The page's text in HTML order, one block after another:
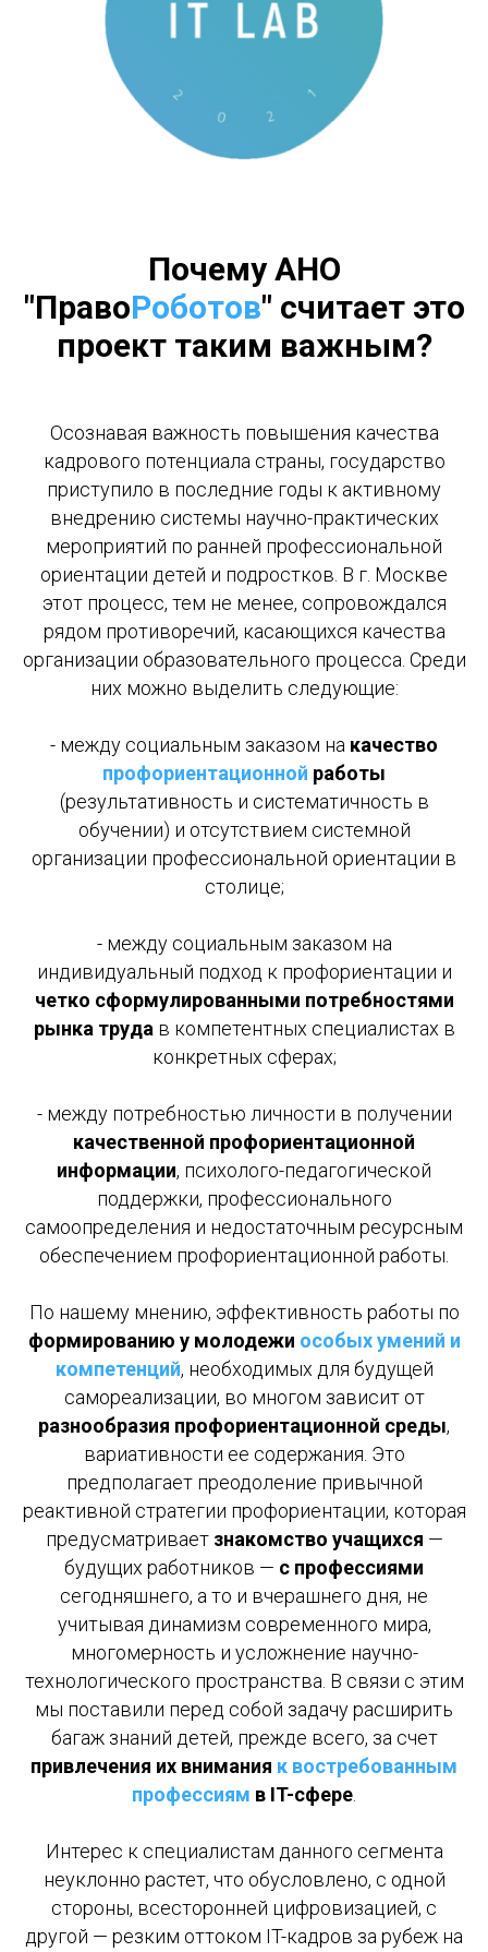
ПочемуАНО
"ПравоРоботов" считает это
проект таким важным?
Осознавая важность повышения качества
кадрового потенциала страны, государство
приступило в последние годы к активному
внедрению системы научно-практических
мероприятий по ранней профессиональной
ориентации детей и подростков. В г. Москве
этот процесс, тем не менее, сопровождался
рядом противоречий, касающихся качества
организации образовательного процесса. Среди
них можно выделить следующие:
- между социальным заказом на качество
профориентационной работы
(результативность и систематичность в
обучении) и отсутствием системной
организации профессиональной ориентации в
столице;
- между социальным заказом на
индивидуальный подход к профориентации и
четко сформулированными потребностями
рынка труда в компетентных специалистах в
конкретных сферах;
- между потребностью личности в получении
качественной профориентационной
информации, психолого-педагогической
поддержки, профессионального
самоопределения и недостаточным ресурсным
обеспечением профориентационной работы.
По нашему мнению, эффективность работы по
формированию у молодежи особых умений и
компетенций, необходимых для будущей
самореализации, во многом зависит от
разнообразия профориентационной среды,
вариативности ее содержания. Это
предполагает преодоление привычной
реактивной стратегии профориентации, которая
предусматривает знакомство учащихся —
будущих работников — с профессиями
сегодняшнего, а то и вчерашнего дня, не
учитывая динамизм современного мира,
многомерность и усложнение научно-
технологического пространства. В связи с этим
мы поставили перед собой задачу расширить
багаж знаний детей, прежде всего, за счет
привлечения их внимания к востребованным
профессиям в IT-сфере
Интерес к специалистам данного сегмента
неуклонно растет, что обусловлено, с одной
стороны, всесторонней цифровизацией, с
другой — резким оттоком IT-кадров за рубеж на